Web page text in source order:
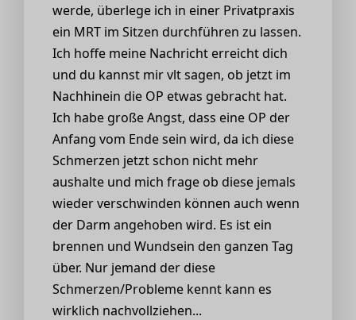
werde, überlege ich in einer Privatpraxis
ein MRT im Sitzen durchführen zu lassen.
Ich hoffe meine Nachricht erreicht dich
und du kannst mir vlt sagen, ob jetzt im
Nachhinein die OP etwas gebracht hat.
Ich habe große Angst, dass eine OP der
Anfang vom Ende sein wird, da ich diese
Schmerzen jetzt schon nicht mehr
aushalte und mich frage ob diese jemals
wieder verschwinden können auch wenn
der Darm angehoben wird. Es ist ein
brennen und Wundsein den ganzen Tag
über. Nur jemand der diese
Schmerzen/Probleme kennt kann es
wirklich nachvollziehen...